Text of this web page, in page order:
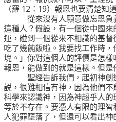
（羅 12 ： 19）報恩也要清楚知
從來沒有人願意做忘恩
這種人？假設，有一個從中國
運，碰到一個從來不相識的基
吃了幾飩飯啦。我要找工作時
塊。」你對這個人的評價是怎
報恩，能做到的就是這樣。但
聖經告訴我們，起初神
説，很難相信有神，因為他們
科學來認識神，因為神超乎人
等於不存在。要憑人有限的理
人犯罪墮落了，但還可以看出